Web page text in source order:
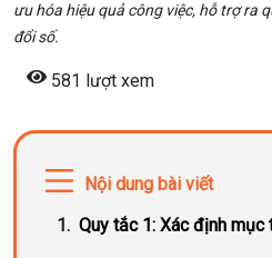
ưu hóa hiệu quả công việc, hỗ trợ ra
đổi số.
581 lượt xem
Nội dung bài viết
Quy tắc 1: Xác định mục